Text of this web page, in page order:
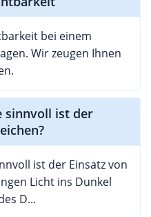
bei einem
Wir zeugen Ihnen
sinnvoll ist der
ist der Einsatz von
Licht ins Dunkel
D...